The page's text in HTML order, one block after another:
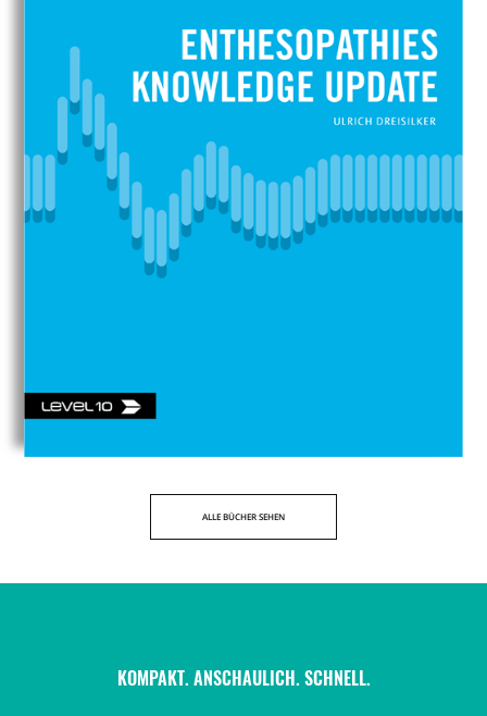
ALLE BÜCHER SEHEN
KOMPAKT. ANSCHAULICH. SCHNELL.